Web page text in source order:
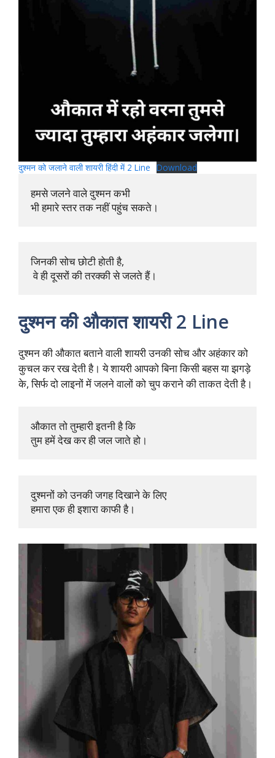
दुश्मन को जलाने वाली शायरी हिंदी में 2 Line Download
हमसे जलने वाले दुश्मन कभी
भी हमारे स्तर तक नहीं पहुंच सकते।
जिनकी सोच छोटी होती है,
वे ही दूसरों की तरक्की से जलते हैं।
दुश्मन की औकात शायरी 2 Line
दुश्मन की औकात बताने वाली शायरी उनकी सोच और अहंकार को
कुचल कर रख देती है। ये शायरी आपको बिना किसी बहस या झगड़े
के, सिर्फ दो लाइनों में जलने वालों को चुप कराने की ताकत देती है।
औकात तो तुम्हारी इतनी है कि
तुम हमें देख कर ही जल जाते हो।
दुश्मनों को उनकी जगह दिखाने के लिए
हमारा एक ही इशारा काफी है।